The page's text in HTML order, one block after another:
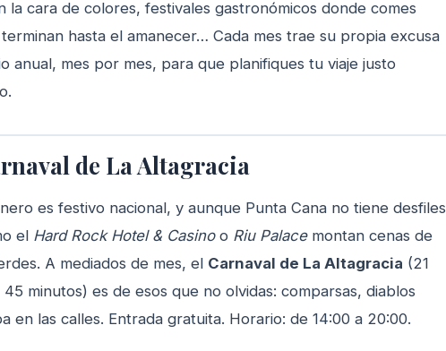
cara de colores, festivales gastronómicos donde comes
hasta el amanecer… Cada mes trae su propia excusa
anual, mes por mes, para que planifiques tu viaje justo
de La Altagracia
es festivo nacional, y aunque Punta Cana no tiene desfiles
el Hard Rock Hotel & Casinoo Riu Palacemontan cenas de
A mediados de mes, el Carnaval de La Altagracia (21
minutos) es de esos que no olvidas: comparsas, diablos
en las calles. Entrada gratuita. Horario: de 14:00 a 20:00.